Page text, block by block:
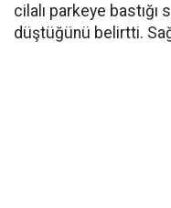
cilalı parkeye
düştüğünü belirtti.